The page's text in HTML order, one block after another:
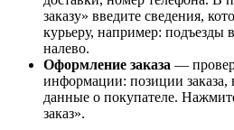
заказу» введите сведения,
курьеру, например: подъезды
налево.
Оформление заказа —
информации: позиции
данные о покупателе.
заказ».